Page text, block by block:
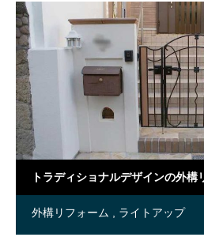
トラディショナルデザインの外構
外構リフォーム ライトアップ